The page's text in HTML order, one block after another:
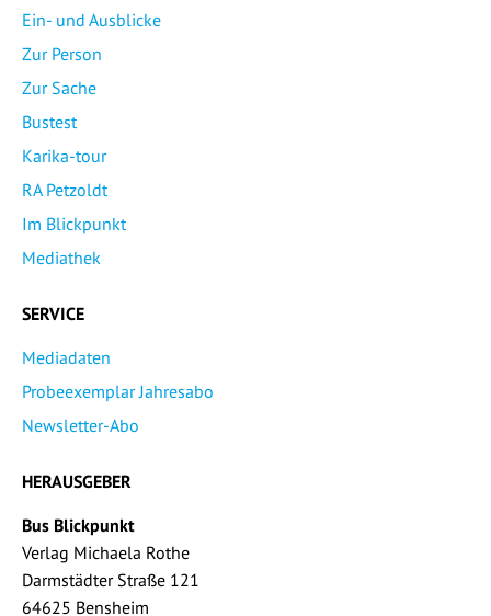
Ein- und Ausblicke
Zur Person
Zur Sache
Bustest
Karika-tour
RA Petzoldt
Im Blickpunkt
Mediathek
SERVICE
Mediadaten
Probeexemplar Jahresabo
Newsletter-Abo
HERAUSGEBER
Bus Blickpunkt
Verlag Michaela Rothe
Darmstädter Straße 121
64625 Bensheim